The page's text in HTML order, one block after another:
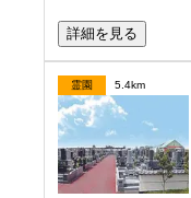
詳細を見る
霊園 5.4km